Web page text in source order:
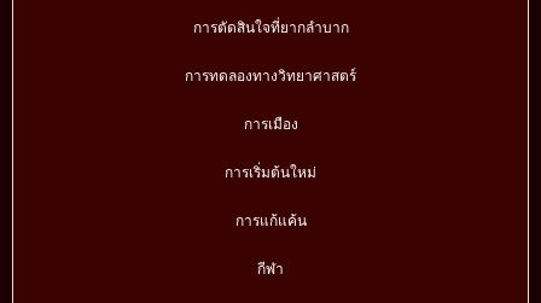
การตัดสินใจที่ยากลำบาก
การทดลองทางวิทยาศาสตร์
การเมือง
การเริ่มต้นใหม่
การแก้แค้น
กีฬา